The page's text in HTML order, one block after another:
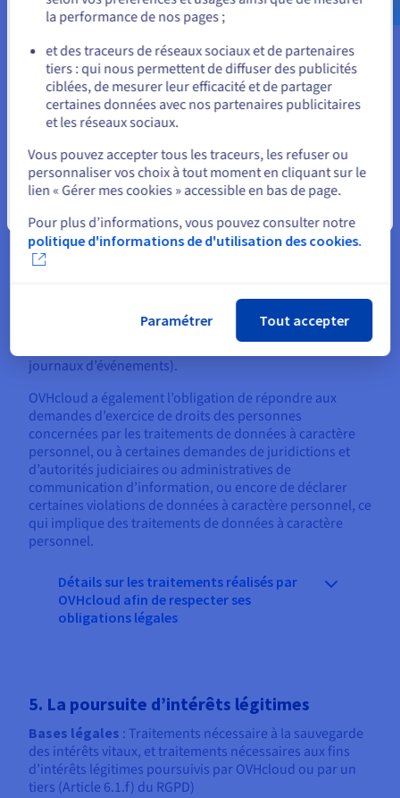
différentes obligations légales dont le respect nécessite
des traitements de données à caractère personnel.
Ainsi, dans le cadre du respect de ses obligations
comptables et fiscales, OVHcloud traite des données et
conserve des preuves relatives aux commandes passées
par ses clients et à leur règlement.
Par ailleurs, afin d’assurer la sécurité des services qu’il
propose, conformément aux dispositions de l’article 32
duRGPD,ou de respecter les obligations mises à sa
charge lorsqu’il agit en qualité de fournisseur de services
de communications électroniques tel que prévu par
l’article 4 de laDirective « vie privée et communications
électroniques
utilisateur, identifiant client, justificatif d’identité,
justificatif de domicile) ainsi que des données techniques
relatives à l’utilisation des services (données de traffic et
de localisation, journalisation des connexions et
journaux d’événements).
OVHcloud a également l’obligation de répondre aux
demandes d’exercice de droits des personnes
concernées par les traitements de données à caractère
personnel, ou à certaines demandes de juridictions et
d’autorités judiciaires ou administratives de
communication d’information, ou encore de déclarer
certaines violations de données à caractère personnel, ce
qui implique des traitements de données à caractère
personnel.
Détails sur les traitements réalisés par
OVHcloud afin de respecter ses
obligations légales
5. La poursuite d’intérêts légitimes
Bases légales : Traitements nécessaire à la sauvegarde
des intérêts vitaux, et traitements nécessaires aux fins
d’intérêts légitimes poursuivis par OVHcloud ou par un
tiers (Article 6.1.f) du RGPD)
ou
Rester sur le site actuel
Sélectionner un autre site web
la performance de nos pages ;
et des traceurs de réseaux sociaux et de partenaires
tiers : qui nous permettent de diffuser des publicités
ciblées, de mesurer leur efficacité et de partager
certaines données avec nos partenaires publicitaires
et les réseaux sociaux.
Vous pouvez accepter tous les traceurs, les refuser ou
personnaliser vos choix à tout moment en cliquant sur le
lien « Gérer mes cookies » accessible en bas de page.
Pour plus d’informations, vous pouvez consulter notre
politique d'informations de d'utilisation des cookies.
Paramétrer Tout accepter